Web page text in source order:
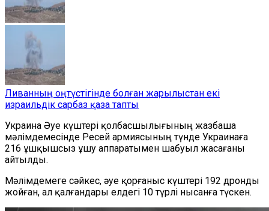
Ливанның оңтүстігінде болған жарылыстан екі
израильдік сарбаз қаза тапты
Украина Әуе күштері қолбасшылығының жазбаша
мәлімдемесінде Ресей армиясының түнде Украинаға
216 ұшқышсыз ұшу аппаратымен шабуыл жасағаны
айтылды.
Мәлімдемеге сәйкес, әуе қорғаныс күштері 192 дронды
жойған, ал қалғандары елдегі 10 түрлі нысанға түскен.